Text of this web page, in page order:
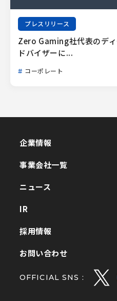
プレスリリース
Zero Gaming社代表のディ
ドバイザーに...
コーポレート
企業情報
事業会社一覧
ニュース
IR
採用情報
お問い合わせ
OFFICIAL SNS :